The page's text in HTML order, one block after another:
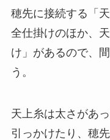
穂先に接続する「
全仕掛けのほか、
け」があるので、
う。
天上糸は太さがあ
引っかけたり、穂